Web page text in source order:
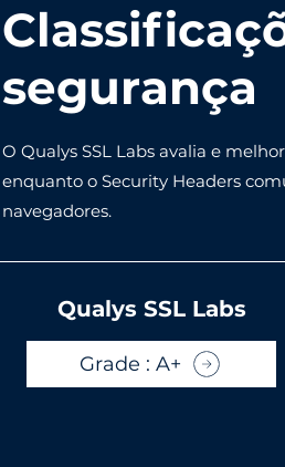
segurança
O Qualys SSL Labs avalia e
enquanto o Security Headers
navegadores.
Qualys SSL Labs
Grade : A+